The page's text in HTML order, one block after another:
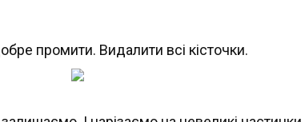
промити. Видалити всі кісточки.